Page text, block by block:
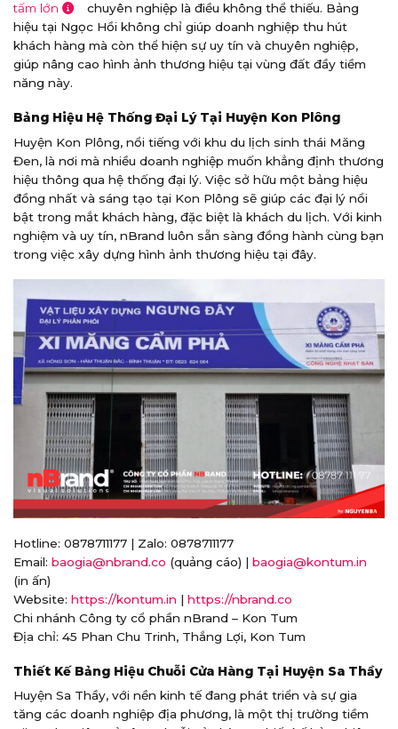
tấm lớn
chuyên nghiệp là điều không thể thiếu. Bảng
hiệu tại Ngọc Hồi không chỉ giúp doanh nghiệp thu hút
khách hàng mà còn thể hiện sự uy tín và chuyên nghiệp,
giúp nâng cao hình ảnh thương hiệu tại vùng đất đầy tiềm
năng này.
Bảng Hiệu Hệ Thống Đại Lý Tại Huyện Kon Plông
Huyện Kon Plông, nổi tiếng với khu du lịch sinh thái Măng
Đen, là nơi mà nhiều doanh nghiệp muốn khẳng định thương
hiệu thông qua hệ thống đại lý. Việc sở hữu một bảng hiệu
đồng nhất và sáng tạo tại Kon Plông sẽ giúp các đại lý nổi
bật trong mắt khách hàng, đặc biệt là khách du lịch. Với kinh
nghiệm và uy tín, nBrand luôn sẵn sàng đồng hành cùng bạn
trong việc xây dựng hình ảnh thương hiệu tại đây.
Hotline: 0878711177 | Zalo: 0878711177
Email: baogia@nbrand.co (quảng cáo) | baogia@kontum.in
(in ấn)
Website: https://kontum.in | https://nbrand.co
Chi nhánh Công ty cổ phần nBrand – Kon Tum
Địa chỉ: 45 Phan Chu Trinh, Thắng Lợi, Kon Tum
Thiết Kế Bảng Hiệu Chuỗi Cửa Hàng Tại Huyện Sa Thầy
Huyện Sa Thầy, với nền kinh tế đang phát triển và sự gia
tăng các doanh nghiệp địa phương, là một thị trường tiềm